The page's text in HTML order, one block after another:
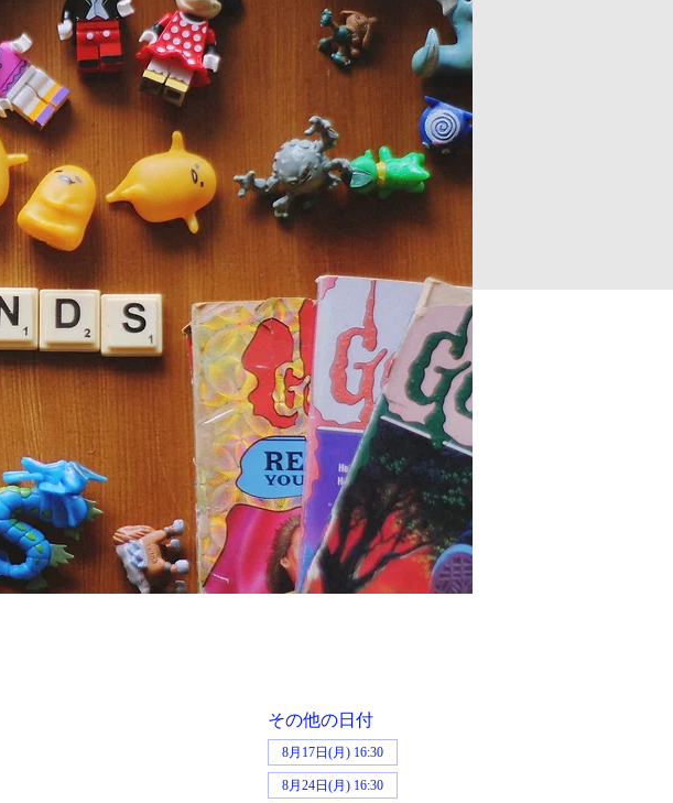
その他の日付
8月17日(月) 16:30
8月24日(月) 16:30